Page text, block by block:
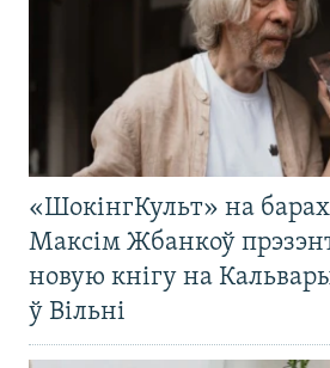
«ШокінгКульт» на
Максім Жбанкоў
новую кнігу на
ў Вільні